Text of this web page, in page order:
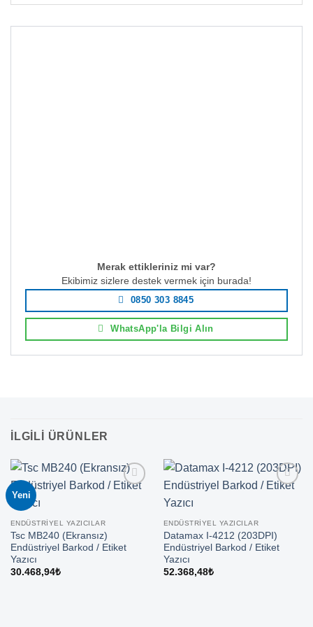
Merak ettikleriniz mi var?
Ekibimiz sizlere destek vermek için burada!
0850 303 8845
WhatsApp'la Bilgi Alın
İLGILI ÜRÜNLER
Yeni
ENDÜSTRIYEL YAZICILAR
Tsc MB240 (Ekransız)
Endüstriyel Barkod / Etiket
Yazıcı
30.468,94₺
ENDÜSTRIYEL YAZICILAR
Datamax I-4212 (203DPI)
Endüstriyel Barkod / Etiket
Yazıcı
52.368,48₺